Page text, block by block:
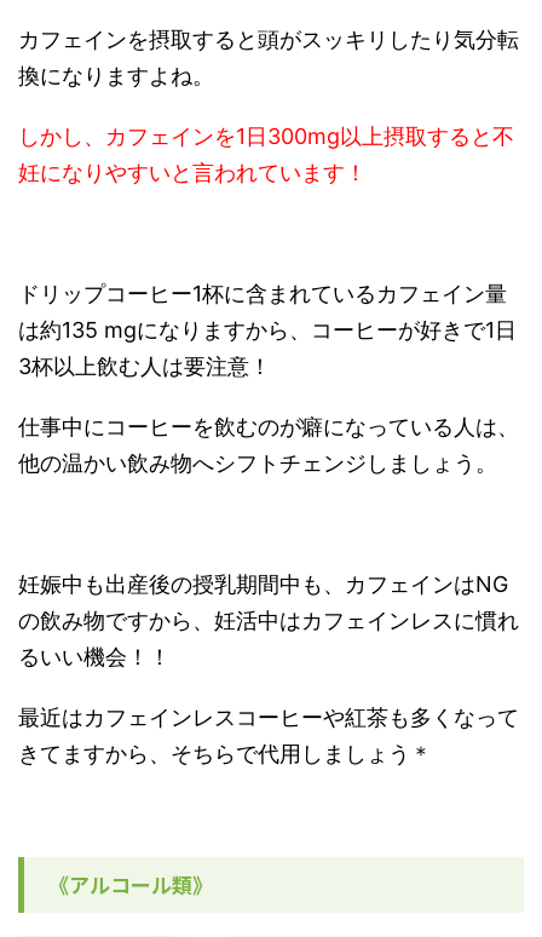
カフェインを摂取すると頭がスッキリしたり気分転
換になりますよね。
しかし、カフェインを1日300mg以上摂取すると不
妊になりやすいと言われています！
ドリップコーヒー1杯に含まれているカフェイン量
は約135 mgになりますから、コーヒーが好きで1日
3杯以上飲む人は要注意！
仕事中にコーヒーを飲むのが癖になっている人は、
他の温かい飲み物へシフトチェンジしましょう。
妊娠中も出産後の授乳期間中も、カフェインはNG
の飲み物ですから、妊活中はカフェインレスに慣れ
るいい機会！！
最近はカフェインレスコーヒーや紅茶も多くなって
きてますから、そちらで代用しましょう＊
《アルコール類》